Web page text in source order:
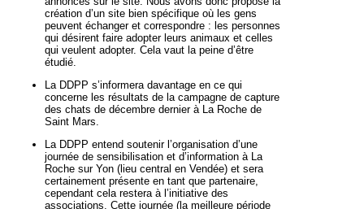
création d’un site bien spécifique où les gens
peuvent échanger et correspondre : les personnes
qui désirent faire adopter leurs animaux et celles
qui veulent adopter. Cela vaut la peine d’être
étudié.
La DDPP s’informera davantage en ce qui
concerne les résultats de la campagne de capture
des chats de décembre dernier à La Roche de
Saint Mars.
La DDPP entend soutenir l’organisation d’une
journée de sensibilisation et d’information à La
Roche sur Yon (lieu central en Vendée) et sera
certainement présente en tant que partenaire,
cependant cela restera à l’initiative des
associations. Cette journée (la meilleure période